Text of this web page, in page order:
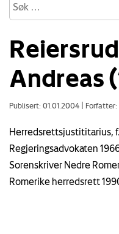
Andreas
Publisert: 01.01.2004 Forfatter:
Herredsrettsjustititarius,
Regjeringsadvokaten
Sorenskriver Nedre
Romerike herredsrett